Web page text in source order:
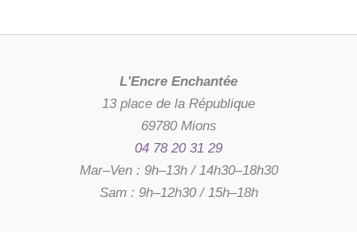
L'Encre Enchantée
13 place de la République
69780 Mions
04 78 20 31 29
Mar–Ven : 9h–13h / 14h30–18h30
Sam : 9h–12h30 / 15h–18h